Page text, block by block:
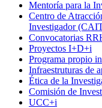
Mentoría para la
Centro de
Investigador
Convocatorias
Proyectos I+D+i
Programa propio
Infraestruturas de
Ética de la
Comisión de
UCC+i